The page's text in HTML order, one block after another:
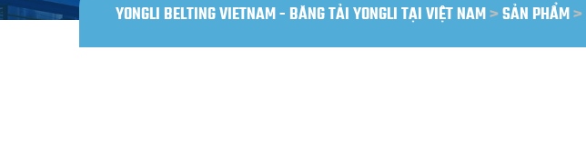
YONGLI BELTING VIETNAM - BĂNG TẢI YONGLI TẠI VIỆT NAM>SẢN PHẨM>